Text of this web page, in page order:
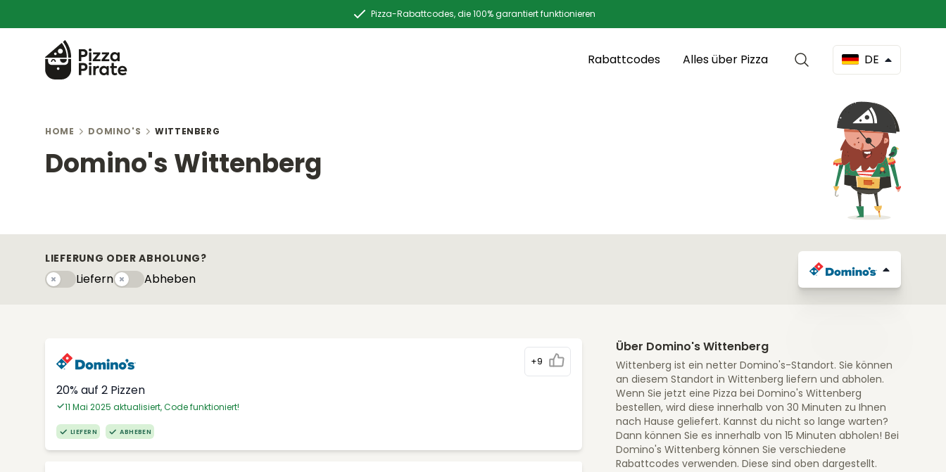
Pizza-Rabattcodes, die 100% garantiert funktionieren
Rabattcodes Alles über Pizza DE
HOME DOMINO'S WITTENBERG
Domino's Wittenberg
LIEFERUNG ODER ABHOLUNG?
LiefernLiefernAbhebeny
Abheben
+9
20% auf 2 Pizzen
11 Mai 2025 aktualisiert, Code funktioniert!
LIEFERN ABHEBEN
Über Domino's Wittenberg
Wittenberg ist ein netter Domino's-Standort. Sie können
an diesem Standort in Wittenberg liefern und abholen.
Wenn Sie jetzt eine Pizza bei Domino's Wittenberg
bestellen, wird diese innerhalb von 30 Minuten zu Ihnen
nach Hause geliefert. Kannst du nicht so lange warten?
Dann können Sie es innerhalb von 15 Minuten abholen! Bei
Domino's Wittenberg können Sie verschiedene
Rabattcodes verwenden. Diese sind oben dargestellt.